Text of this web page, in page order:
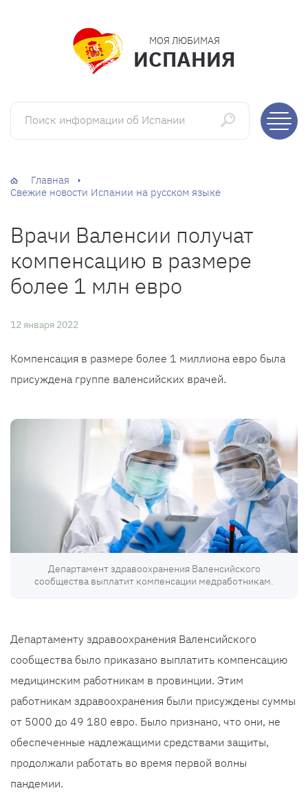
МОЯ ЛЮБИМАЯ
ИСПАНИЯ
Поиск информации об Испании
Главная
Свежие новости Испании на русском языке
Врачи Валенсии получат
компенсацию в размере
более 1 млн евро
12 января 2022
Компенсация в размере более 1 миллиона евро была
присуждена группе валенсийских врачей.
Департамент здравоохранения Валенсийского
сообщества выплатит компенсации медработникам.
Департаменту здравоохранения Валенсийского
сообщества было приказано выплатить компенсацию
медицинским работникам в провинции. Этим
работникам здравоохранения были присуждены суммы
от 5000 до 49 180 евро. Было признано, что они, не
обеспеченные надлежащими средствами защиты,
продолжали работать во время первой волны
пандемии.